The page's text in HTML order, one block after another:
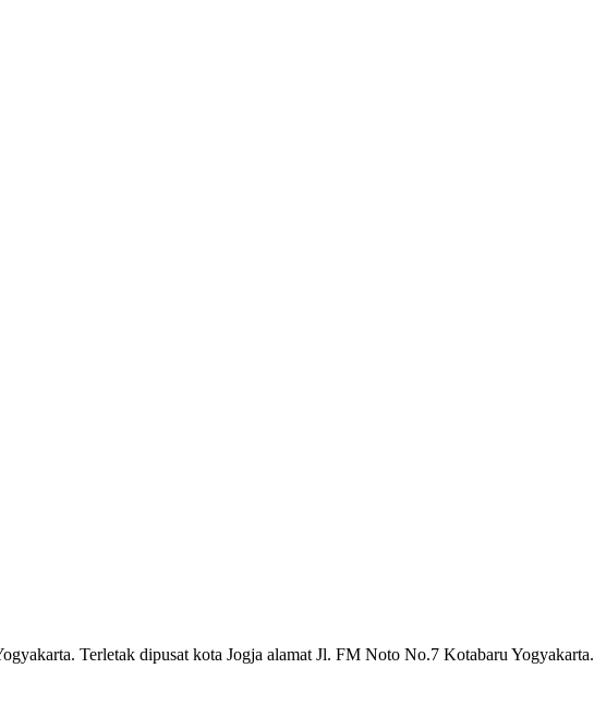
Terletak dipusat kota Jogja alamat Jl. FM Noto No.7 Kotabaru Yogyakarta.